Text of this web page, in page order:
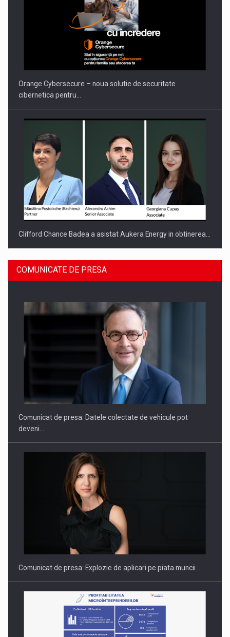
PUTTING ROMANIAN CORPORATE COMPANIES ON THE
INTERNATIONAL BUSINESS SCENE
Orange Cybersecure – noua solutie de securitate
cibernetica pentru…
Clifford Chance Badea a asistat Aukera Energy in obtinerea…
SAPTE PERSONALITATI DIN MEDIUL DE AFACERI, ACADEMIC
Hard Enduro Piatra Craiului 2026, fueled by benzinariile RO…
COMUNICATE DE PRESA
Comunicat de presa: Datele colectate de vehicule pot
deveni…
Comunicat de presa: Explozie de aplicari pe piata muncii…